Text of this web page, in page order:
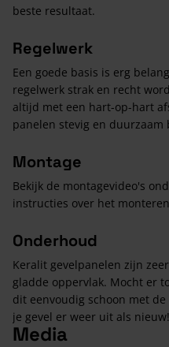
beste resultaat.
Regelwerk
Een goede basis is erg
regelwerk strak en recht
altijd met een hart-op-hart
panelen stevig en
Montage
Bekijk de montagevideo's
instructies over het
Onderhoud
Keralit gevelpanelen zijn
gladde oppervlak. Mocht er
dit eenvoudig schoon met de
je gevel er weer uit als nieuw!
Media